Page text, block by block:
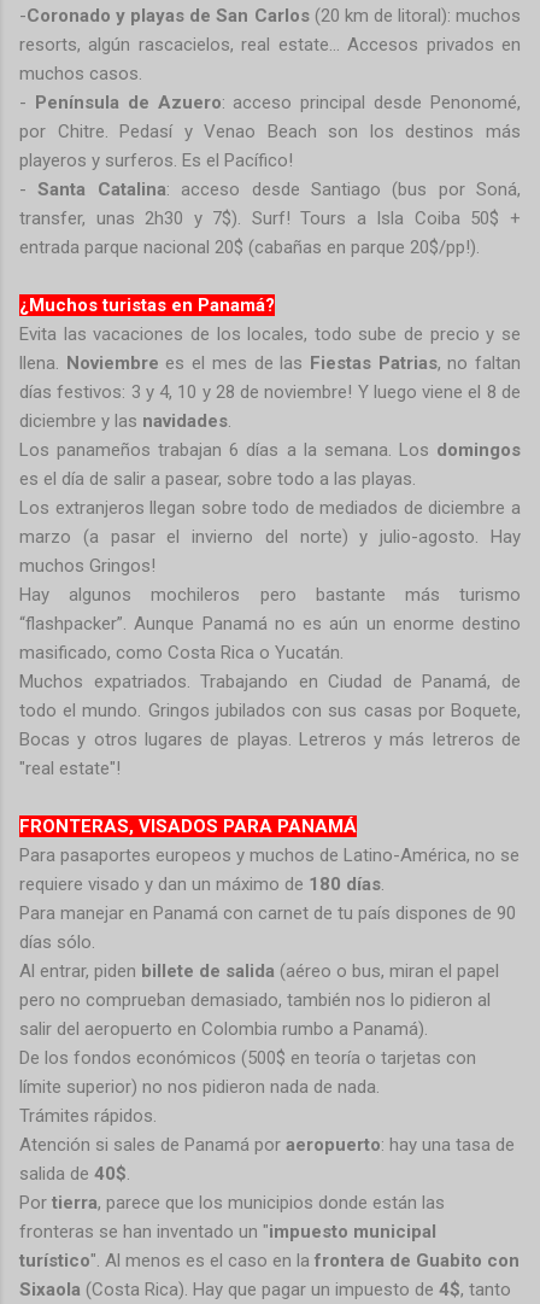
-Coronado y playas de San Carlos(20 km de litoral): muchos
resorts, algún rascacielos, real estate… Accesos privados en
muchos casos.
- Península de Azuero: acceso principal desde Penonomé,
por Chitre. Pedasí y Venao Beach son los destinos más
playeros y surferos. Es el Pacífico!
-Santa Catalina: acceso desde Santiago (bus por Soná,
transfer, unas 2h30 y 7$). Surf! Tours a Isla Coiba 50$ +
entrada parque nacional 20$ (cabañas en parque 20$/pp!).
¿Muchos turistas en Panamá?
Evita las vacaciones de los locales, todo sube de precio y se
llena. Noviembre es el mes de las Fiestas Patrias, no faltan
días festivos: 3 y 4, 10 y 28 de noviembre! Y luego viene el 8 de
diciembre y las navidades.
Los panameños trabajan 6 días a la semana. Los domingos
es el día de salir a pasear, sobre todo a las playas.
Los extranjeros llegan sobre todo de mediados de diciembre a
marzo (a pasar el invierno del norte) y julio-agosto. Hay
muchos Gringos!
Hay algunos mochileros pero bastante más turismo
“flashpacker”. Aunque Panamá no es aún un enorme destino
masificado, como Costa Rica o Yucatán.
Muchos expatriados. Trabajando en Ciudad de Panamá, de
todo el mundo. Gringos jubilados con sus casas por Boquete,
Bocas y otros lugares de playas. Letreros y más letreros de
"real estate"!
FRONTERAS, VISADOS PARA PANAMÁ
Para pasaportes europeos y muchos de Latino-América, no se
requiere visado y dan un máximo de 180 días.
Para manejar en Panamá con carnet de tu país dispones de 90
días sólo.
Al entrar, piden billete de salida (aéreo o bus, miran el papel
pero no comprueban demasiado, también nos lo pidieron al
salir del aeropuerto en Colombia rumbo a Panamá).
De los fondos económicos (500$ en teoría o tarjetas con
límite superior) no nos pidieron nada de nada.
Trámites rápidos.
Atención si sales de Panamá por aeropuerto: hay una tasa de
salida de 40$.
Por tierra, parece que los municipios donde están las
fronteras se han inventado un "impuesto municipal
turístico". Al menos es el caso en la frontera de Guabito con
Sixaola (Costa Rica). Hay que pagar un impuesto de 4$, tanto